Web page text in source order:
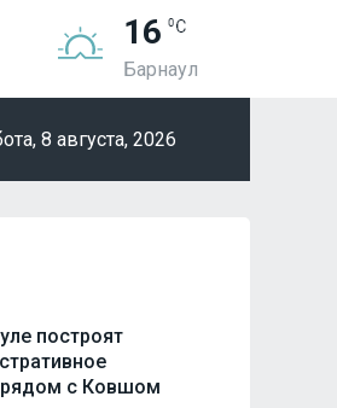
16
Барнаул
8 августа, 2026
построят
рядом с Ковшом